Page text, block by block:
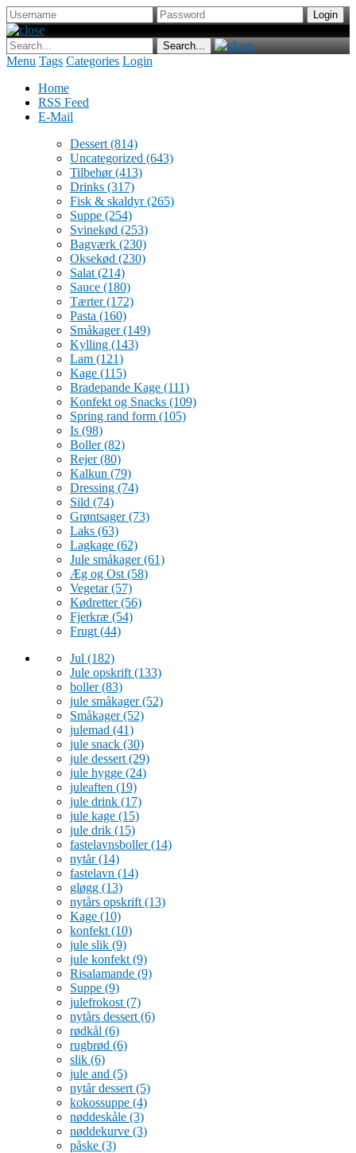
Menu Tags Categories Login
Home
RSS Feed
E-Mail
Dessert (814)
Uncategorized (643)
Tilbehør(413)
Drinks (317)
Fisk & skaldyr(265)
Suppe (254)
Svinekød (253)
Bagværk (230)
Oksekød (230)
Salat (214)
Sauce (180)
Tærter(172)
Pasta (160)
Småkager(149)
Kylling (143)
Lam (121)
Kage (115)
Bradepande Kage (111)
Konfekt og Snacks (109)
Spring rand form (105)
Is (98)
Boller(82)
Rejer(80)
Kalkun (79)
Dressing (74)
Sild (74)
Grøntsager(73)
Laks (63)
Lagkage (62)
Jule småkager(61)
Æg og Ost (58)
Vegetar(57)
Kødretter(56)
Fjerkræ (54)
Frugt (44)
Jul (182)
Jule opskrift (133)
boller(83)
jule småkager(52)
Småkager(52)
julemad (41)
jule snack (30)
jule dessert (29)
jule hygge (24)
juleaften (19)
jule drink (17)
jule kage (15)
jule drik (15)
fastelavnsboller(14)
nytår(14)
fastelavn (14)
gløgg (13)
nytårs opskrift (13)
Kage (10)
konfekt (10)
jule slik (9)
jule konfekt (9)
Risalamande (9)
Suppe (9)
julefrokost (7)
nytårs dessert (6)
rødkål (6)
rugbrød (6)
slik (6)
jule and (5)
nytår dessert (5)
kokossuppe (4)
nøddeskåle (3)
nøddekurve (3)
påske (3)